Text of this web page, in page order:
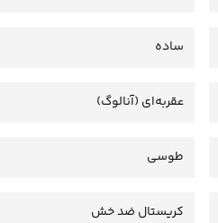
ساده
عقربه‌ای (آنالوگ)
طوسی
کریستال ضد خش